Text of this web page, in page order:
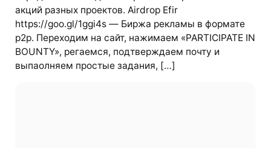
акций разных проектов. Airdrop Efir
https://goo.gl/1ggi4s — Биржа рекламы в формате
p2p. Переходим на сайт, нажимаем «PARTICIPATE IN
BOUNTY», регаемся, подтверждаем почту и
выпаолняем простые задания, […]